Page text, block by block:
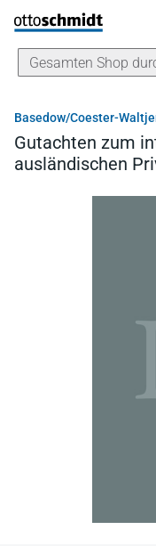
Direkt zum Inhalt
Basedow/Coester-
Gutachten zum
ausländischen